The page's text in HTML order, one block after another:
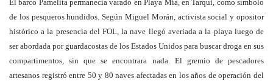
El barco Pamelita permanecía varado en Playa Mía, en Tarqui, como símbolo
de los pesqueros hundidos. Según Miguel Morán, activista social y opositor
histórico a la presencia del FOL, la nave llegó averiada a la playa luego de
ser abordada por guardacostas de los Estados Unidos para buscar droga en sus
compartimentos, sin que se encontrara nada. El gremio de pescadores
artesanos registró entre 50 y 80 naves afectadas en los años de operación del